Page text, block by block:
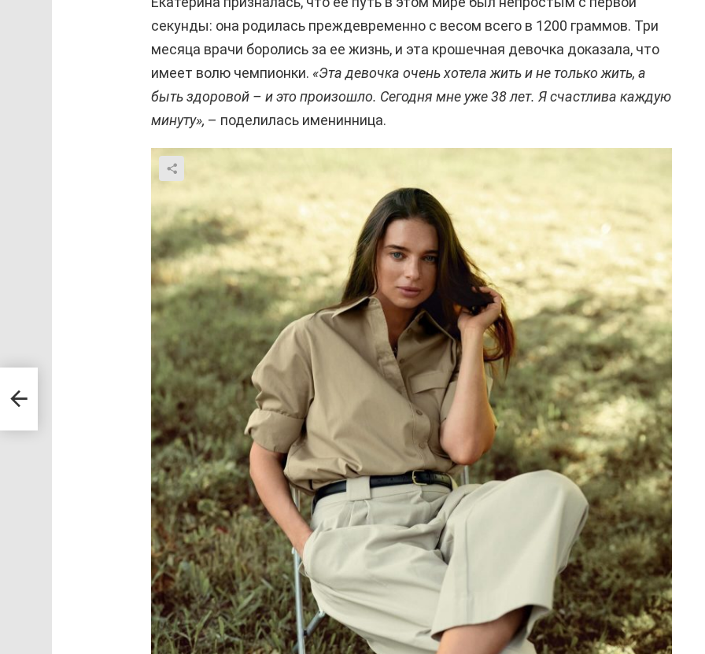
секунды: она родилась преждевременно с весом всего в 1200 граммов. Три
месяца врачи боролись за ее жизнь, и эта крошечная девочка доказала, что
имеет волю чемпионки. «Эта девочка очень хотела жить и не только жить, а
быть здоровой – и это произошло. Сегодня мне уже 38 лет. Я счастлива каждую
минуту», – поделилась именинница.